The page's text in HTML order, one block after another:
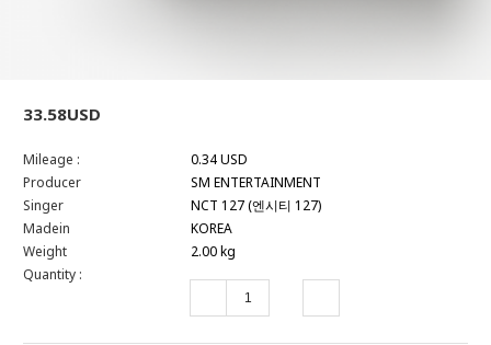
33.58USD
Mileage :
0.34 USD
Producer
SM ENTERTAINMENT
Singer
NCT 127 (엔시티 127)
Madein
KOREA
Weight
2.00 kg
Quantity :